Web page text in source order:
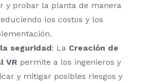
y probar la planta de manera
los costos y los
seguridad: La Creación de
VR permite a los ingenieros y
y mitigar posibles riesgos y